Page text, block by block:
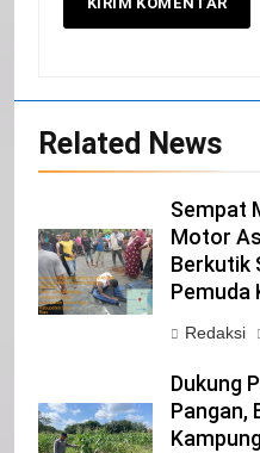
Related News
Sempat
Motor
Berkutik
Pemuda
Redaksi
Dukung
Pangan,
IKLAN
21
Iklan
22